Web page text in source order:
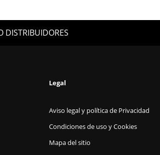
DISTRIBUIDORES
Legal
Aviso legal y política de Privacidad
Condiciones de uso y Cookies
Mapa del sitio